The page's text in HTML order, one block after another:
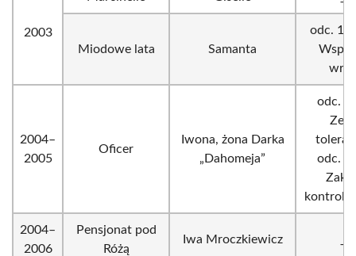
2003
Miodowe lata Samanta
odc.
2004–
2005
Oficer
Iwona, żona Darka
„Dahomeja”
odc. 3
Zero
odc. 4
2004–
2006
Pensjonat pod
Różą
Iwa Mroczkiewicz